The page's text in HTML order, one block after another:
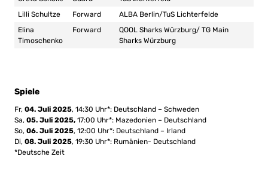
Lilli Schultze
Forward
ALBA Berlin/TuS Lichterfelde
Elina
Timoschenko
Forward
QOOL Sharks Würzburg/ TG Main
Sharks Würzburg
Spiele
Fr, 04. Juli 2025, 14:30 Uhr*: Deutschland – Schweden
Sa, 05. Juli 2025, 17:00 Uhr*: Mazedonien – Deutschland
So, 06. Juli 2025, 12:00 Uhr*: Deutschland – Irland
Di, 08. Juli 2025, 19:30 Uhr*: Rumänien- Deutschland
*Deutsche Zeit